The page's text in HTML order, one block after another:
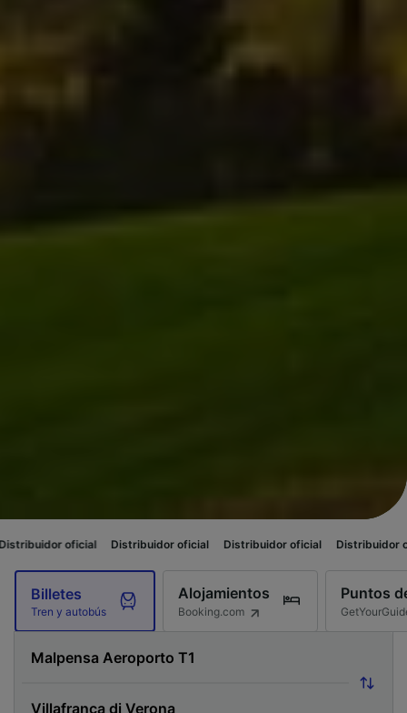
Distribuidor oficial Distribuidor oficial Distribuidor oficial
Billetes
Tren y autobús
Alojamientos
Booking.com
Puntos